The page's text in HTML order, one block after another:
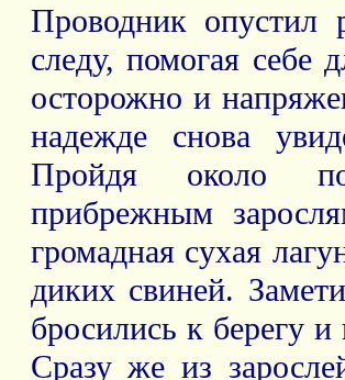
Проводник
следу, помогая
осторожно и
надежде снова
Пройдя около
прибрежным
громадная сухая
диких свиней.
бросились к берегу
Сразу же из